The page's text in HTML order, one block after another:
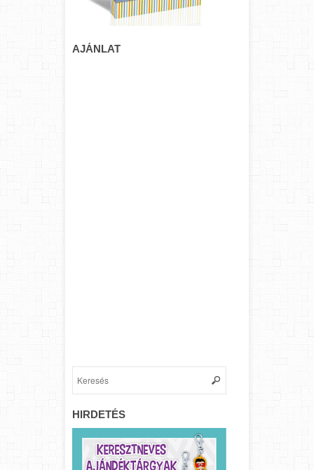
AJÁNLAT
HIRDETÉS